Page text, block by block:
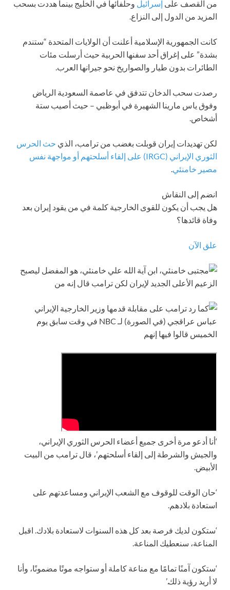
من القصف على إسرائيل وحلفائها في الخليج بينما هددت بسحب
المزيد من الدول إلى النزاع.
كانت الجمهورية الإسلامية أعلنت أن الولايات المتحدة “ستندم
بشدة” على إغراق أحد سفنها الحربية حيث أرسلت مئات
الطائرات بدون طيار والصواريخ نحو جيرانها العرب.
رصدت سحب الدخان تتدفق في عاصمة السعودية الرياض
وفوق ياس مارينا الشهيرة في أبوظبي – حيث أصيب ستة
أشخاص.
لكن تهديدات إيران قوبلت بغضب من ترامب، الذي حث الحرس
الثوري الإيراني (IRGC) على إلقاء أسلحتهم أو مواجهة نفس
مصير خامنئي.
انضم إلى النقاش
هل يجب أن يكون للقوى الخارجية كلمة في من يقود إيران بعد
وفاة قائدها؟
علق الآن
‘أنا أدعو مرة أخرى جميع أعضاء الحرس الثوري الإيراني،
والجيش والشرطة إلى إلقاء أسلحتهم’، قال ترامب من البيت
الأبيض.
‘حان الوقت للوقوف مع الشعب الإيراني ومساعدتهم على
استعادة بلادهم.
‘ستكون لديك فرصة بعد كل هذه السنوات لاستعادة بلادك. اقبل
المناعة، سنعطيك المناعة.
‘ستكون آمنًا تمامًا مع مناعة كاملة أو ستواجه موتًا مضمونًا، وأنا
لا أريد رؤية ذلك.’